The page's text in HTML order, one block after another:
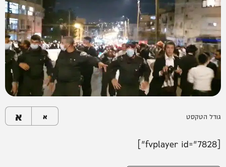
גודל הטקסט א א
[fvplayer id="7828"]